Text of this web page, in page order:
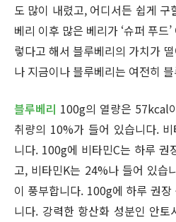
도 많이 내렸고, 어디서든 쉽게
베리 이후 많은 베리가 ‘슈퍼 푸드
렇다고 해서 블루베리의 가치가
나 지금이나 블루베리는 여전히
블루베리 100g의 열량은 57kcal
취량의 10%가 들어 있습니다.
니다. 100g에 비타민C는 하루
고, 비타민K는 24%나 들어 있습
이 풍부합니다. 100g에 하루 권
니다. 강력한 항산화 성분인 안